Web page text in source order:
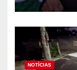
NOTÍCIAS